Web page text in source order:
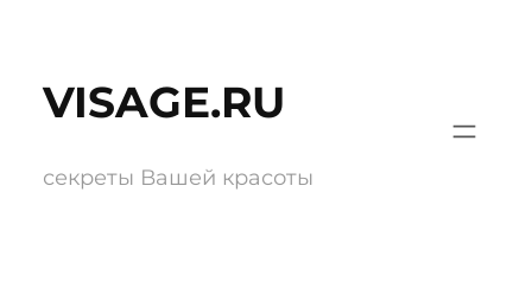
содержимому
VISAGE.RU
секреты Вашей красоты